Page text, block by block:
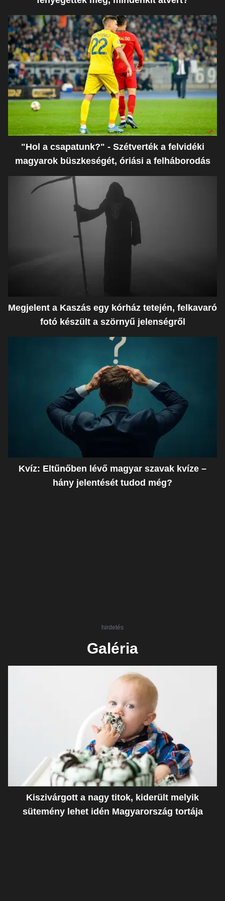
"Hol a csapatunk?" - Szétverték a felvidéki
magyarok büszkeségét, óriási a felháborodás
Megjelent a Kaszás egy kórház tetején, felkavaró
fotó készült a szörnyű jelenségről
Kvíz: Eltűnőben lévő magyar szavak kvíze –
hány jelentését tudod még?
hirdetés
Galéria
Kiszivárgott a nagy titok, kiderült melyik
sütemény lehet idén Magyarország tortája